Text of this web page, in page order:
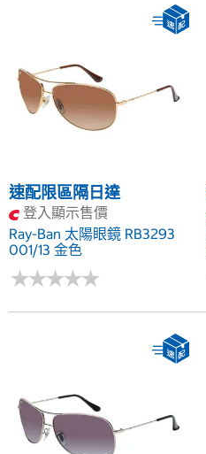
速配限區隔日達
登入顯示售價
Ray-Ban 太陽眼鏡 RB3293
001/13 金色
★★★★★
★★★★★